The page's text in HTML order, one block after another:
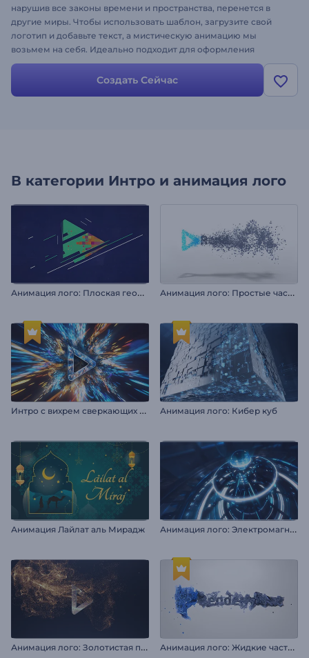
нарушив все законы времени и пространства, перенется в
другие миры. Чтобы использовать шаблон, загрузите свой
логотип и добавьте текст, а мистическую анимацию мы
возьмем на себя. Идеально подходит для оформления
YouTube-каналов, заставок к фильмам, трейлеров и других
кинопроектов. Создайте свою мистическую анимацию
логотипа!
Создать Сейчас
В категории Интро и анимация лого
А
нимация лого: Плоская геометрия А
нимация лого: Простые частицы
И
нтро с вихрем сверкающих частиц Анимация лого: Кибер куб
Анимация Лайлат аль Мирадж А
нимация лого: Электромагнит
А
нимация лого: Золотистая пыль А
нимация лого: Жидкие частицы